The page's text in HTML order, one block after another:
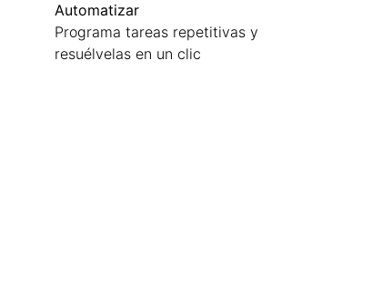
Automatizar
Programa tareas repetitivas y
resuélvelas en un clic